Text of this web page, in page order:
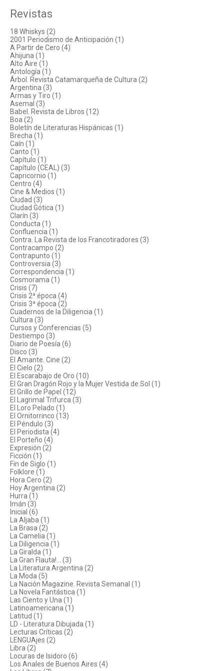
Revistas
18 Whiskys (2)
2001 Periodismo de Anticipación (1)
A Partir de Cero (4)
Ahijuna (1)
Alto Aire (1)
Antología (1)
Árbol. Revista Catamarqueña de Cultura (2)
Argentina (3)
Armas y Tiro (1)
Asemal (3)
Babel. Revista de Libros (12)
Boa (2)
Boletín de Literaturas Hispánicas (1)
Brecha (1)
Caín (1)
Canto (1)
Capítulo (1)
Capítulo (CEAL) (3)
Capricornio (1)
Centro (4)
Cine & Medios (1)
Ciudad (3)
Ciudad Gótica (1)
Clarín (3)
Conducta (1)
Confluencia (1)
Contra. La Revista de los Francotiradores (3)
Contracampo (2)
Contrapunto (1)
Controversia (3)
Correspondencia (1)
Cosmorama (1)
Crisis (7)
Crisis 2ª época (4)
Crisis 3ª época (2)
Cuadernos de la Diligencia (1)
Cultura (3)
Cursos y Conferencias (5)
Destiempo (3)
Diario de Poesía (6)
Disco (3)
El Amante. Cine (2)
El Cielo (2)
El Escarabajo de Oro (10)
El Gran Dragón Rojo y la Mujer Vestida de Sol (1)
El Grillo de Papel (12)
El Lagrimal Trifurca (3)
El Loro Pelado (1)
El Ornitorrinco (13)
El Péndulo (3)
El Periodista (4)
El Porteño (4)
Expresión (2)
Ficción (1)
Fin de Siglo (1)
Folklore (1)
Hora Cero (2)
Hoy Argentina (2)
Hurra (1)
Imán (3)
Inicial (6)
La Aljaba (1)
La Brasa (2)
La Camelia (1)
La Diligencia (1)
La Giralda (1)
La Gran Flauta!... (3)
La Literatura Argentina (2)
La Moda (5)
La Nación Magazine. Revista Semanal (1)
La Novela Fantástica (1)
Las Ciento y Una (1)
Latinoamericana (1)
Latitud (1)
LD - Literatura Dibujada (1)
Lecturas Críticas (2)
LENGUAjes (2)
Libra (2)
Locuras de Isidoro (6)
Los Anales de Buenos Aires (4)